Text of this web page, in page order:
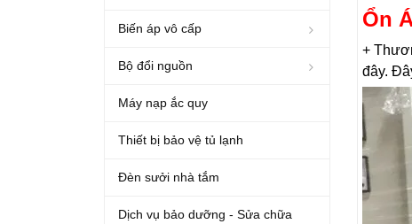
Biến áp vô cấp
Bộ đổi nguồn
Máy nạp ắc quy
Thiết bị bảo vệ tủ lạnh
Đèn sưởi nhà tắm
Dịch vụ bảo dưỡng - Sửa chữa
Ổn
+
đây.